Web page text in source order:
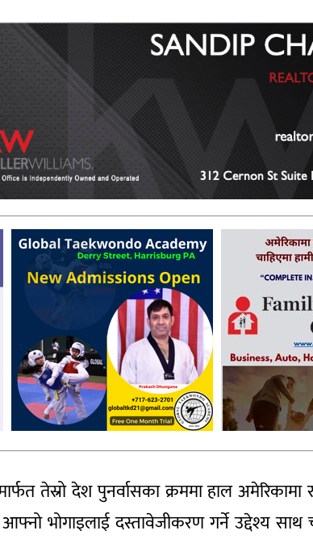
तेस्रो देश पुनर्वासका क्रममा हाल
आफ्नो भोगाइलाई दस्तावेजीकरण गर्ने उद्देश्य साथ